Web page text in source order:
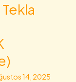
14, 2025